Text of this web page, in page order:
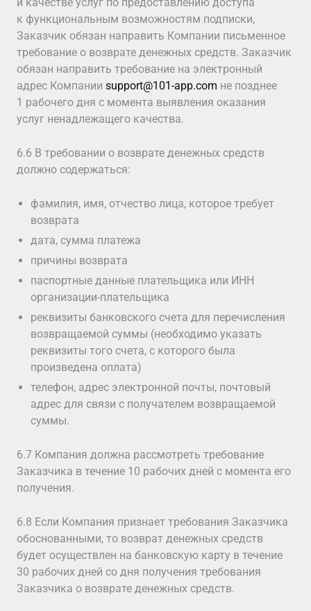
к функциональным возможностям подписки,
Заказчик обязан направить Компании письменное
требование о возврате денежных средств. Заказчик
обязан направить требование на электронный
адрес Компании support@101-app.com не позднее
1 рабочего дня с момента выявления оказания
услуг ненадлежащего качества.
6.6 В требовании о возврате денежных средств
должно содержаться:
фамилия, имя, отчество лица, которое требует
возврата
дата, сумма платежа
причины возврата
паспортные данные плательщика или ИНН
организации-плательщика
реквизиты банковского счета для перечисления
возвращаемой суммы (необходимо указать
реквизиты того счета, с которого была
произведена оплата)
телефон, адрес электронной почты, почтовый
адрес для связи с получателем возвращаемой
суммы.
6.7 Компания должна рассмотреть требование
Заказчика в течение 10 рабочих дней с момента его
получения.
6.8 Если Компания признает требования Заказчика
обоснованными, то возврат денежных средств
будет осуществлен на банковскую карту в течение
30 рабочих дней со дня получения требования
Заказчика о возврате денежных средств.